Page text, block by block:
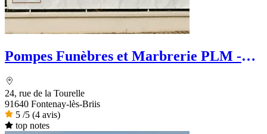
Pompes Funèbres et Marbrerie PLM -
24, rue de la Tourelle
91640 Fontenay-lès-Briis
5 /5 (4 avis)
top notes